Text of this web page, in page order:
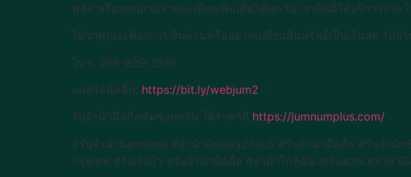
พลัส หรือสอบถามรายละเอียดเพิ่มเติมได้ทุกวัน เรายินดีให้บริการและ
ไม่ว่าคุณจะต้องการเงินด่วนหรืออยากเปลี่ยนสินทรัพย์เป็นเงินสด รับ
โทร. 098-829-3515
แอดไลน์คลิ๊ก: https://bit.ly/webjum2
รับจำนำมือถือซัมซุงทุกรุ่น ได้ราคาดี https://jumnumplus.com/
#รับจำนำSamsung #จำนำGalaxyZFlip5 #รับจำนำมือถือ #รับจำ
กรุงเทพ #รับเงินไว #รับจำนำมือถือ #จำนำใกล้ฉัน #เงินด่วน #จำนำ